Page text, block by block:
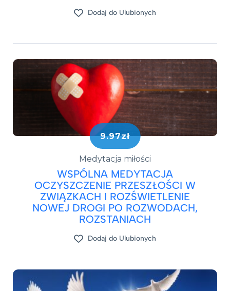
Dodaj do Ulubionych
9.97zł
Medytacja miłości
WSPÓLNA MEDYTACJA
OCZYSZCZENIE PRZESZŁOŚCI W
ZWIĄZKACH I ROZŚWIETLENIE
NOWEJ DROGI PO ROZWODACH,
ROZSTANIACH
Dodaj do Ulubionych